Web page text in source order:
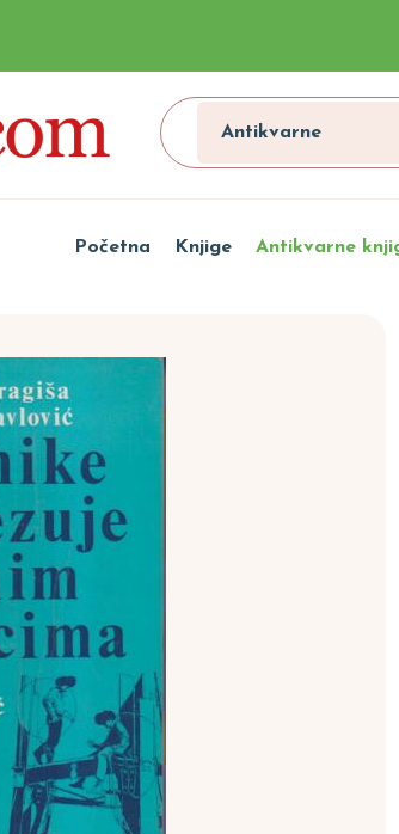
Antikvarne
Početna Knjige Antikvarne